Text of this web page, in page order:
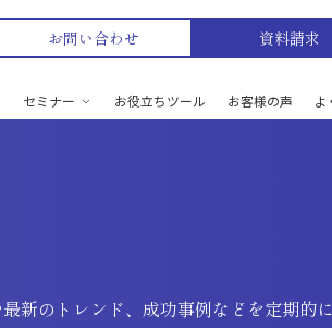
お問い合わせ 資料請求
セミナー お役立ちツール お客様の声 よ
新のトレンド、成功事例などを定期的